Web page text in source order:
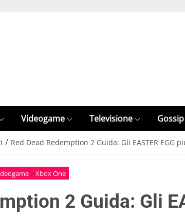
Videogame Televisione Gossip
/ Red Dead Redemption 2 Guida: Gli EASTER EGG
Xbox One
2 Guida: Gli